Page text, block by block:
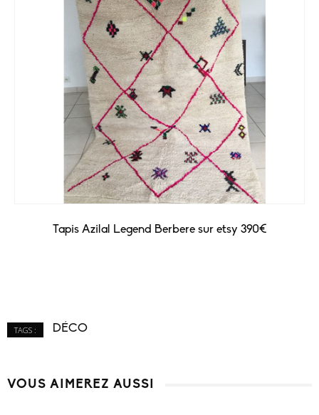
Tapis Azilal Legend Berbere sur etsy 390€
TAGS : DÉCO
VOUS AIMEREZ AUSSI